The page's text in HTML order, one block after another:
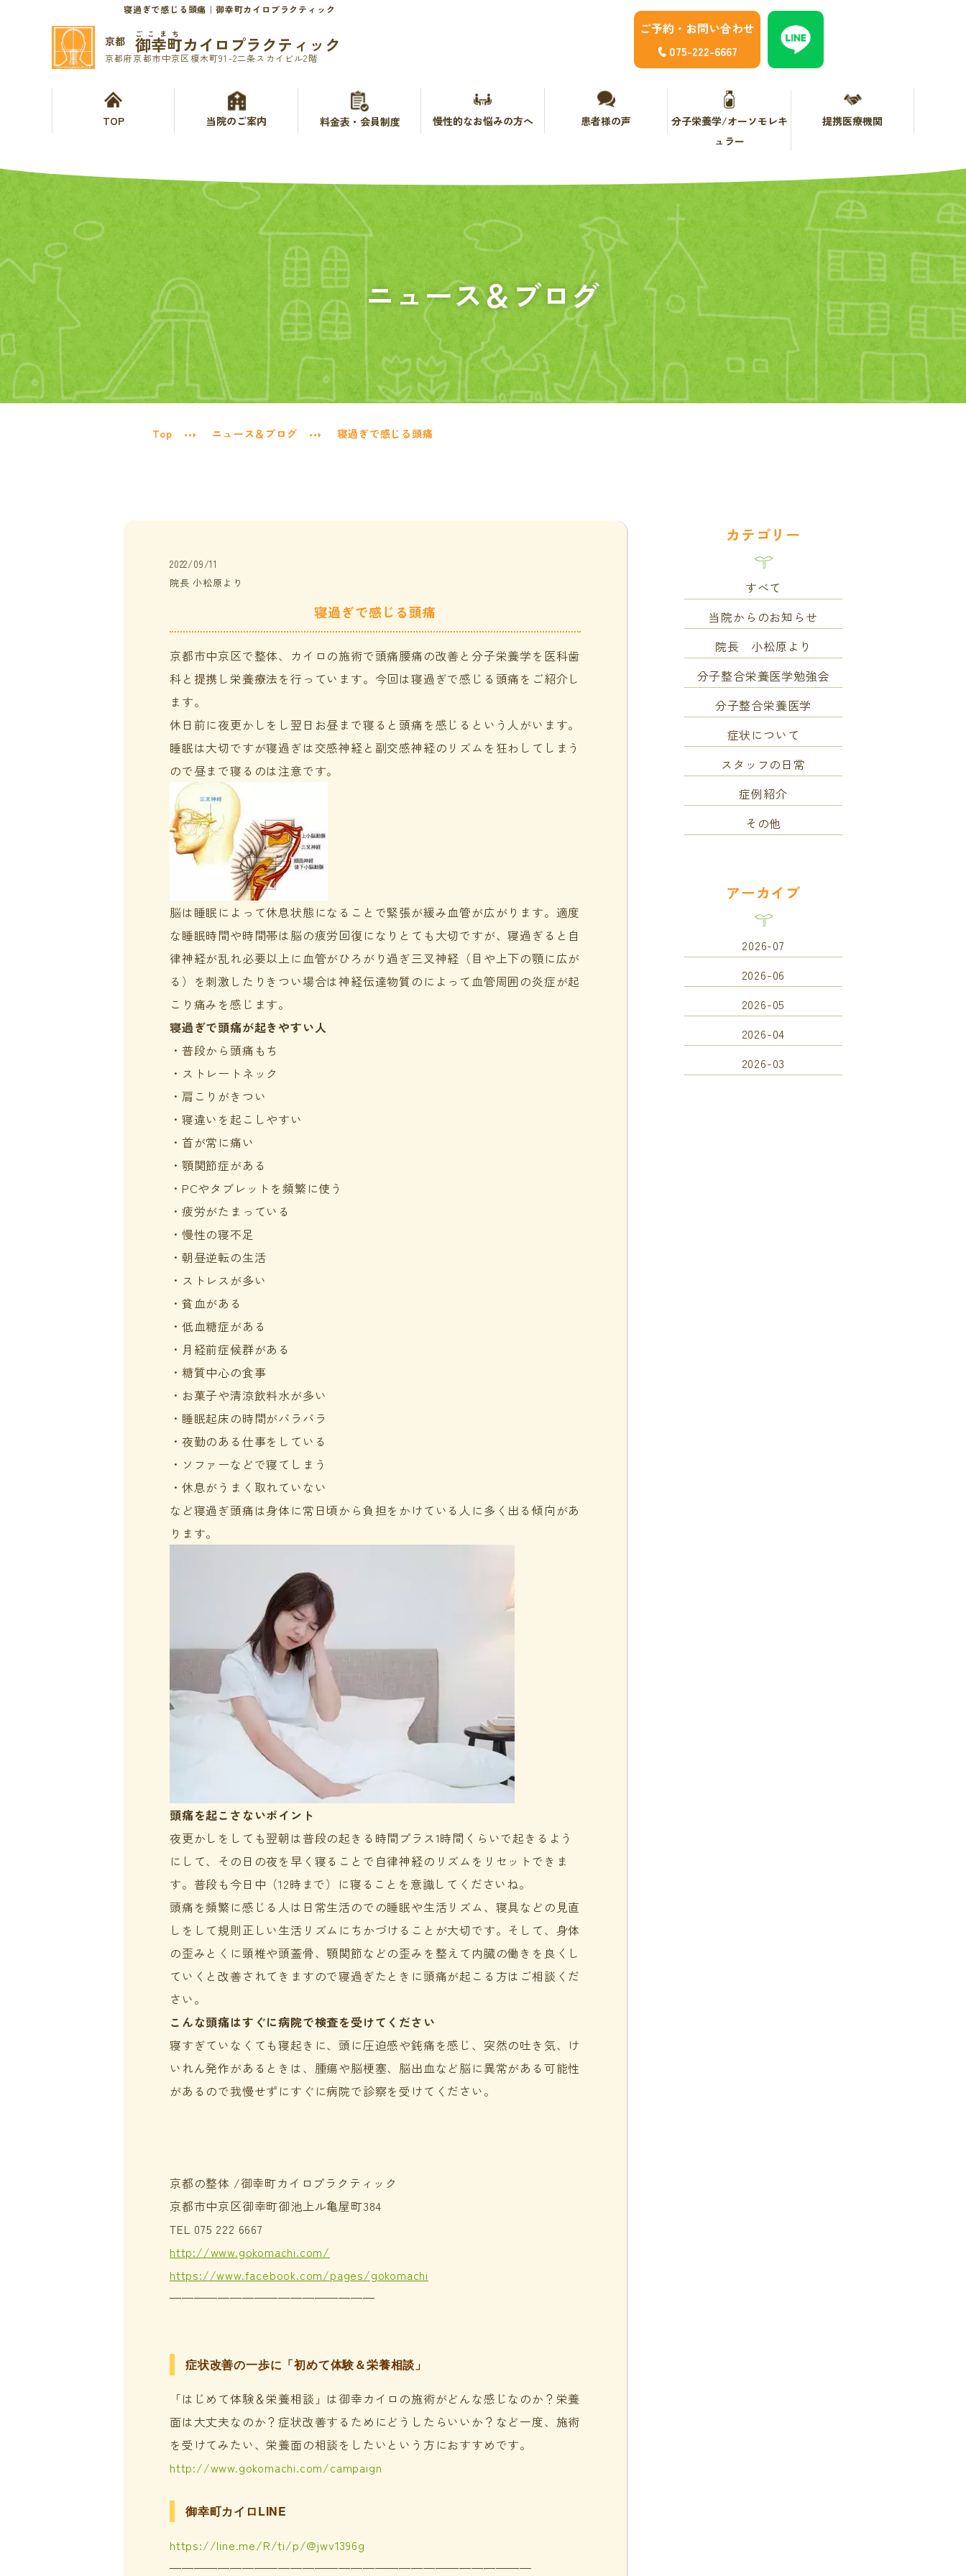
寝過ぎで感じる頭痛｜御幸町カイロプラクティック
ご予約・お問い合わせ
075-222-6667
京都
ごこまち
御幸町カイロプラクティック
京都府京都市中京区榎木町91-2二条スカイビル2階
TOP 当院のご案内 料金表・会員制度 慢性的なお悩みの方へ 患者様の声
分子栄養学/オーソモレキ
ュラー
提携医療機関
ニュース＆ブログ
Top ニュース＆ブログ 寝過ぎで感じる頭痛
2022/09/11
院長 小松原より
寝過ぎで感じる頭痛
京都市中京区で整体、カイロの施術で頭痛腰痛の改善と分子栄養学を医科歯
科と提携し栄養療法を行っています。今回は寝過ぎで感じる頭痛をご紹介し
ます。
休日前に夜更かしをし翌日お昼まで寝ると頭痛を感じるという人がいます。
睡眠は大切ですが寝過ぎは交感神経と副交感神経のリズムを狂わしてしまう
ので昼まで寝るのは注意です。
脳は睡眠によって休息状態になることで緊張が緩み血管が広がります。適度
な睡眠時間や時間帯は脳の疲労回復になりとても大切ですが、寝過ぎると自
律神経が乱れ必要以上に血管がひろがり過ぎ三叉神経（目や上下の顎に広が
る）を刺激したりきつい場合は神経伝達物質のによって血管周囲の炎症が起
こり痛みを感じます。
寝過ぎで頭痛が起きやすい人
・普段から頭痛もち
・ストレートネック
・肩こりがきつい
・寝違いを起こしやすい
・首が常に痛い
・顎関節症がある
・PCやタブレットを頻繁に使う
・疲労がたまっている
・慢性の寝不足
・朝昼逆転の生活
・ストレスが多い
・貧血がある
・低血糖症がある
・月経前症候群がある
・糖質中心の食事
・お菓子や清涼飲料水が多い
・睡眠起床の時間がバラバラ
・夜勤のある仕事をしている
・ソファーなどで寝てしまう
・休息がうまく取れていない
など寝過ぎ頭痛は身体に常日頃から負担をかけている人に多く出る傾向があ
ります。
頭痛を起こさないポイント
夜更かしをしても翌朝は普段の起きる時間プラス1時間くらいで起きるよう
にして、その日の夜を早く寝ることで自律神経のリズムをリセットできま
す。普段も今日中（12時まで）に寝ることを意識してくださいね。
頭痛を頻繁に感じる人は日常生活のでの睡眠や生活リズム、寝具などの見直
しをして規則正しい生活リズムにちかづけることが大切です。そして、身体
の歪みとくに頸椎や頭蓋骨、顎関節などの歪みを整えて内臓の働きを良くし
ていくと改善されてきますので寝過ぎたときに頭痛が起こる方はご相談くだ
さい。
こんな頭痛はすぐに病院で検査を受けてください
寝すぎていなくても寝起きに、頭に圧迫感や鈍痛を感じ、突然の吐き気、け
いれん発作があるときは、腫瘍や脳梗塞、脳出血など脳に異常がある可能性
があるので我慢せずにすぐに病院で診察を受けてください。
京都の整体 /御幸町カイロプラクティック
京都市中京区御幸町御池上ル亀屋町384
TEL 075 222 6667
http://www.gokomachi.com/
https://www.facebook.com/pages/gokomachi
—————————————————
症状改善の一歩に「初めて体験＆栄養相談」
「はじめて体験＆栄養相談」は御幸カイロの施術がどんな感じなのか？栄養
面は大丈夫なのか？症状改善するためにどうしたらいいか？など一度、施術
を受けてみたい、栄養面の相談をしたいという方におすすめです。
http://www.gokomachi.com/campaign
御幸町カイロLINE
https://line.me/R/ti/p/@jwv1396g
——————————————————————————————
カテゴリー
すべて
当院からのお知らせ
院長 小松原より
分子整合栄養医学勉強会
分子整合栄養医学
症状について
スタッフの日常
症例紹介
その他
アーカイブ
2026-07
2026-06
2026-05
2026-04
2026-03